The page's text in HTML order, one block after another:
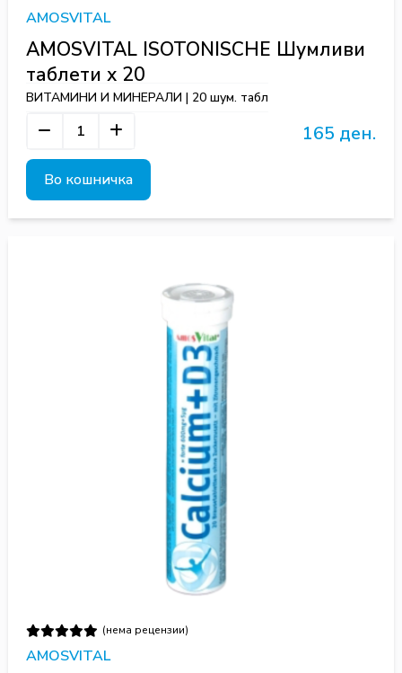
AMOSVITAL
AMOSVITAL ISOTONISCHE Шумливи
таблети х 20
ВИТАМИНИ И МИНЕРАЛИ | 20 шум. табл
165 ден.
Во кошничка
(нема рецензии)
AMOSVITAL